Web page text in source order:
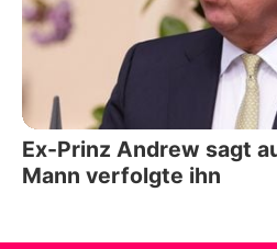
Ex-Prinz Andrew sagt
Mann verfolgte ihn